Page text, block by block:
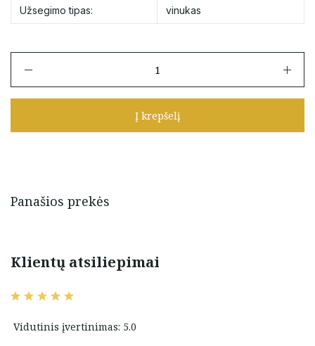
Užsegimo tipas: vinukas
Auksiniai
cirkoniais
Į krepšelį
Panašios prekės
Klientų atsiliepimai
Vidutinis įvertinimas: 5.0